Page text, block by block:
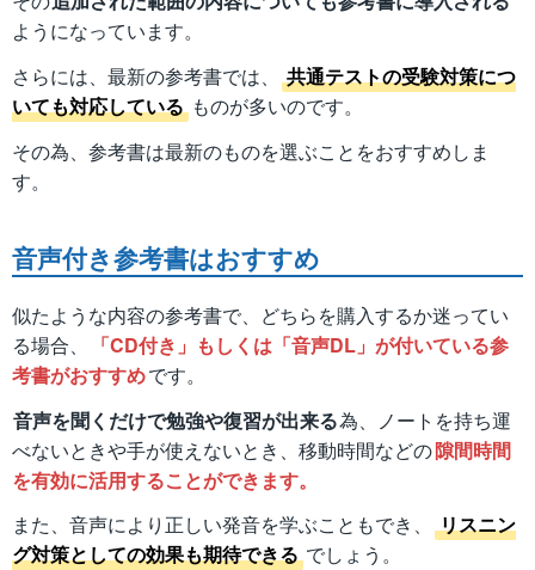
ようになっています。
さらには、最新の参考書では、
共通テストの受験対策につ
いても対応している ものが多いのです。
その為、参考書は最新のものを選ぶことをおすすめしま
す。
音声付き参考書はおすすめ
似たような内容の参考書で、どちらを購入するか迷ってい
る場合、
「CD付き」もしくは「音声DL」が付いている参
考書がおすすめです。
音声を聞くだけで勉強や復習が出来る為、ノートを持ち運
べないときや手が使えないとき、移動時間などの隙間時間
を有効に活用することができます。
また、音声により正しい発音を学ぶこともでき、
リスニン
グ対策としての効果も期待できる でしょう。